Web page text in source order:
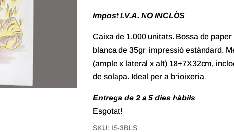
Impost I.V.A. NO INCLÒS
Caixa de 1.000 unitats. Bossa de paper
blanca de 35gr, impressió estàndard.
(ample x lateral x alt) 18+7X32cm,
de solapa. Ideal per a brioixeria.
Entrega de 2 a 5 dies hàbils
Esgotat!
SKU: IS-3BLS